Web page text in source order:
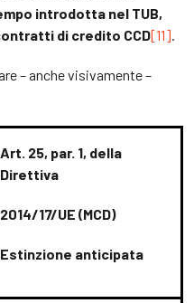
introdotta nel TUB,
di credito CCD[11].
– anche visivamente –
Art. 25, par. 1, della
Direttiva
2014/17/UE (MCD)
Estinzione anticipata